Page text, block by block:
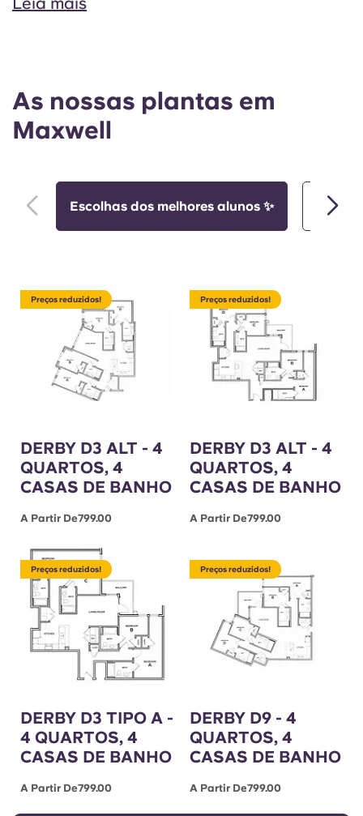
As nossas plantas em
Maxwell
Escolhas dos melhores alunos ✨
Preços reduzidos!
DERBY D3 ALT - 4
QUARTOS, 4
CASAS DE BANHO
A Partir De799.00
Preços reduzidos!
DERBY D3 ALT - 4
QUARTOS, 4
CASAS DE BANHO
A Partir De799.00
Preços reduzidos!
DERBY D3 TIPO A -
4 QUARTOS, 4
CASAS DE BANHO
A Partir De799.00
Preços reduzidos!
DERBY D9 - 4
QUARTOS, 4
CASAS DE BANHO
A Partir De799.00